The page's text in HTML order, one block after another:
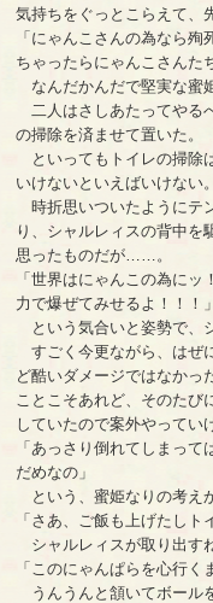
気持ちをぐっとこらえて、
「にゃんこさんの為なら
ちゃったらにゃんこさんた
なんだかんだで堅実な蜜
二人はさしあたってやる
の掃除を済ませて置いた。
といってもトイレの掃除
いけないといえばいけない。
時折思いついたようにテ
り、シャルレィスの背中を
思ったものだが……。
「世界はにゃんこの為に
力で爆ぜてみせるよ！！！」
という気合いと姿勢で、
すごく今更ながら、はぜ
ど酷いダメージではなかっ
ことこそあれど、そのたび
していたので案外やってい
「あっさり倒れてしまっ
だめなの」
という、蜜姫なりの考え
「さあ、ご飯も上げたしト
シャルレィスが取り出す
「このにゃんぱらを心行く
うんうんと頷いてボール